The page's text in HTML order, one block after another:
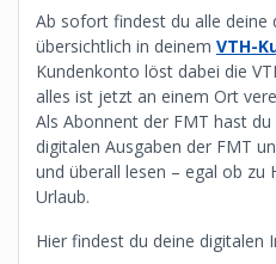
Ab sofort findest du alle deine
übersichtlich in deinem VTH-
Kundenkonto löst dabei die
alles ist jetzt an einem Ort
Als Abonnent der FMT hast
digitalen Ausgaben der FMT
und überall lesen – egal ob zu
Urlaub.
Hier findest du deine digitalen